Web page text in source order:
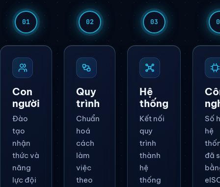
01
Con
người
Đào
tạo
nhận
thức và
năng
lực đội
02
Quy
trình
Chuẩn
hoá
cách
làm
việc
theo
03
Hệ
thống
Kết nối
quy
trình
thành
hệ
thống
Số
hệ
đã